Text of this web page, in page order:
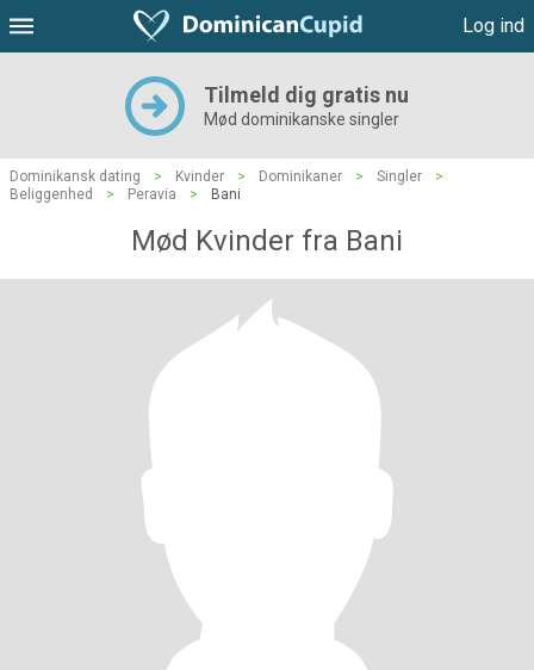
Log ind
Tilmeld dig gratis nu
Mød dominikanske singler
Dominikansk dating > Kvinder > Dominikaner > Singler
>
Beliggenhed
> Peravia > Bani
Mød Kvinder fra Bani